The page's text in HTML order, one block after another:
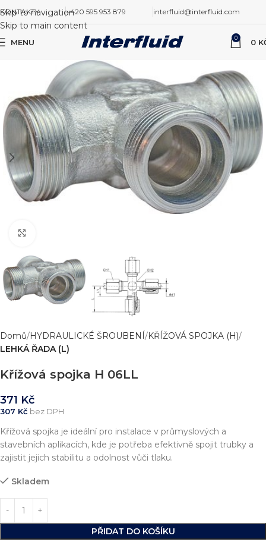
Skip to navigation
Skip to main content
KONTAKTY +420 595 953 879 interfluid@interfluid.com
MENU 0 0
Domů HYDRAULICKÉ ŠROUBENÍ KŘÍŽOVÁ SPOJKA (H)
LEHKÁ ŘADA (L)
Křížová spojka H 06LL
371 Kč
307 Kč bez DPH
Křížová spojka je ideální pro instalace v průmyslových a
stavebních aplikacích, kde je potřeba efektivně spojit trubky a
zajistit jejich stabilitu a odolnost vůči tlaku.
Skladem
PŘIDAT DO KOŠÍKU